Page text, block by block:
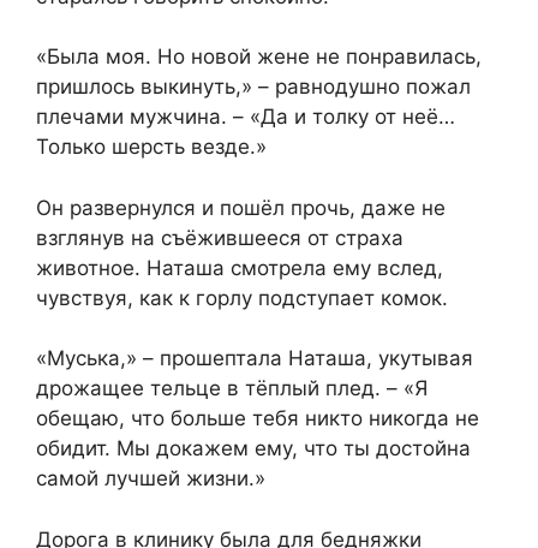
«Была моя. Но новой жене не понравилась,
пришлось выкинуть,» – равнодушно пожал
плечами мужчина. – «Да и толку от неё…
Только шерсть везде.»
Он развернулся и пошёл прочь, даже не
взглянув на съёжившееся от страха
животное. Наташа смотрела ему вслед,
чувствуя, как к горлу подступает комок.
«Муська,» – прошептала Наташа, укутывая
дрожащее тельце в тёплый плед. – «Я
обещаю, что больше тебя никто никогда не
обидит. Мы докажем ему, что ты достойна
самой лучшей жизни.»
Дорога в клинику была для бедняжки